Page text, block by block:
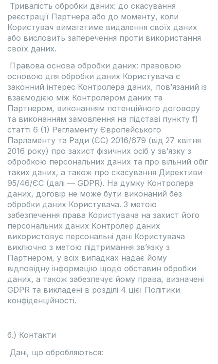
Тривалість обробки даних: до скасування
реєстрації Партнера або до моменту, коли
Користувач вимагатиме видалення своїх даних
або висловить заперечення проти використання
своїх даних.
Правова основа обробки даних: правовою
основою для обробки даних Користувача є
законний інтерес Контролера даних, пов’язаний із
взаємодією між Контролером даних та
Партнером, виконанням потенційного договору
та виконанням замовлення на підставі пункту f)
статті 6 (1) Регламенту Європейського
Парламенту та Ради (ЄС) 2016/679 (від 27 квітня
2016 року) про захист фізичних осіб у зв’язку з
обробкою персональних даних та про вільний обіг
таких даних, а також про скасування Директиви
95/46/ЄС (далі — GDPR). На думку Контролера
даних, договір не може бути виконаний без
обробки даних Користувача. З метою
забезпечення права Користувача на захист його
персональних даних Контролер даних
використовує персональні дані Користувача
виключно з метою підтримання зв’язку з
Партнером, у всіх випадках надає йому
відповідну інформацію щодо обставин обробки
даних, а також забезпечує йому права, визначені
GDPR та викладені в розділі 4 цієї Політики
конфіденційності.
б.) Контакти
Дані, що обробляються: